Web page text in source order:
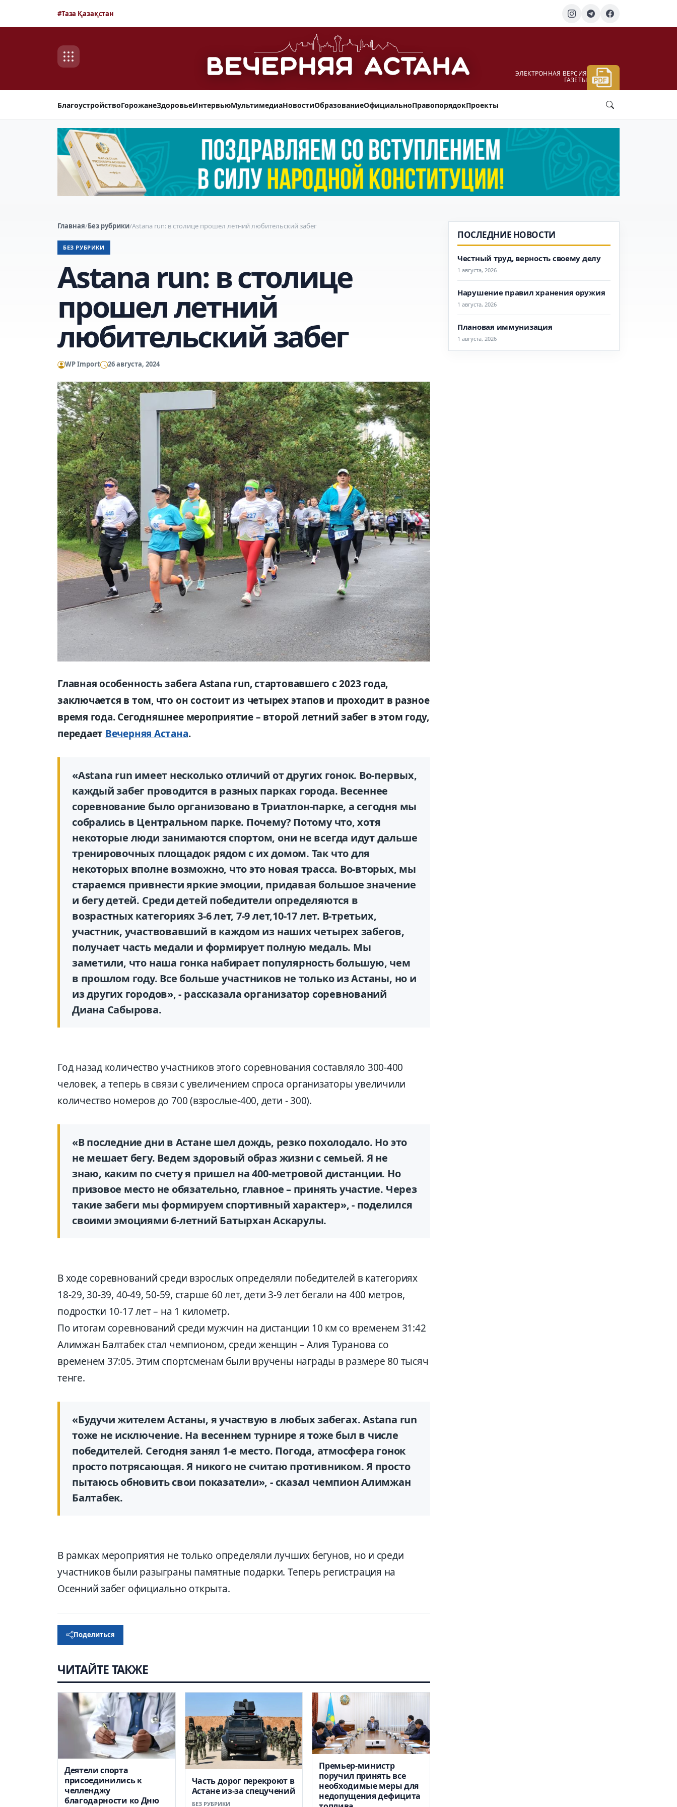
#Таза Қазақстан
ЭЛЕКТРОННАЯ ВЕРСИЯ
ГАЗЕТЫ
БлагоустройствоГорожанеЗдоровьеИнтервьюМультимедиаНовостиОбразованиеОфициальноПравопорядокПроекты
Главная/Без рубрики/Astana run: в столице прошел летний любительский забег
БЕЗ РУБРИКИ
Astana run: в столице
прошел летний
любительский забег
WP Import 26 августа, 2024
Главная особенность забега Astana run, стартовавшего с 2023 года,
заключается в том, что он состоит из четырех этапов и проходит в разное
время года. Сегодняшнее мероприятие – второй летний забег в этом году,
передает Вечерняя Астана.
«Astana run имеет несколько отличий от других гонок. Во-первых,
каждый забег проводится в разных парках города. Весеннее
соревнование было организовано в Триатлон-парке, а сегодня мы
собрались в Центральном парке. Почему? Потому что, хотя
некоторые люди занимаются спортом, они не всегда идут дальше
тренировочных площадок рядом с их домом. Так что для
некоторых вполне возможно, что это новая трасса. Во-вторых, мы
стараемся привнести яркие эмоции, придавая большое значение
и бегу детей. Среди детей победители определяются в
возрастных категориях 3-6 лет, 7-9 лет,10-17 лет. В-третьих,
участник, участвовавший в каждом из наших четырех забегов,
получает часть медали и формирует полную медаль. Мы
заметили, что наша гонка набирает популярность большую, чем
в прошлом году. Все больше участников не только из Астаны, но и
из других городов», - рассказала организатор соревнований
Диана Сабырова.
Год назад количество участников этого соревнования составляло 300-400
человек, а теперь в связи с увеличением спроса организаторы увеличили
количество номеров до 700 (взрослые-400, дети - 300).
«В последние дни в Астане шел дождь, резко похолодало. Но это
не мешает бегу. Ведем здоровый образ жизни с семьей. Я не
знаю, каким по счету я пришел на 400-метровой дистанции. Но
призовое место не обязательно, главное – принять участие. Через
такие забеги мы формируем спортивный характер», - поделился
своими эмоциями 6-летний Батырхан Аскарулы.
В ходе соревнований среди взрослых определяли победителей в категориях
18-29, 30-39, 40-49, 50-59, старше 60 лет, дети 3-9 лет бегали на 400 метров,
подростки 10-17 лет – на 1 километр.
По итогам соревнований среди мужчин на дистанции 10 км со временем 31:42
Алимжан Балтабек стал чемпионом, среди женщин – Алия Туранова со
временем 37:05. Этим спортсменам были вручены награды в размере 80 тысяч
тенге.
«Будучи жителем Астаны, я участвую в любых забегах. Astana run
тоже не исключение. На весеннем турнире я тоже был в числе
победителей. Сегодня занял 1-е место. Погода, атмосфера гонок
просто потрясающая. Я никого не считаю противником. Я просто
пытаюсь обновить свои показатели», - сказал чемпион Алимжан
Балтабек.
В рамках мероприятия не только определяли лучших бегунов, но и среди
участников были разыграны памятные подарки. Теперь регистрация на
Осенний забег официально открыта.
Поделиться
ЧИТАЙТЕ ТАКЖЕ
Деятели спорта
присоединились к
челленджу
благодарности ко Дню
Часть дорог перекроют в
Астане из-за спецучений
БЕЗ РУБРИКИ
Премьер-министр
поручил принять все
необходимые меры для
недопущения дефицита
ПОСЛЕДНИЕ НОВОСТИ
Честный труд, верность своему делу
1 августа, 2026
Нарушение правил хранения оружия
1 августа, 2026
Плановая иммунизация
1 августа, 2026